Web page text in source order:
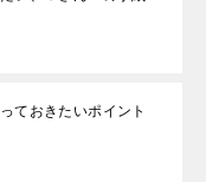
ておきたいポイント